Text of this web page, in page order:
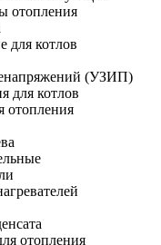
отопления
для котлов
(УЗИП)
для котлов
отопления
отопления